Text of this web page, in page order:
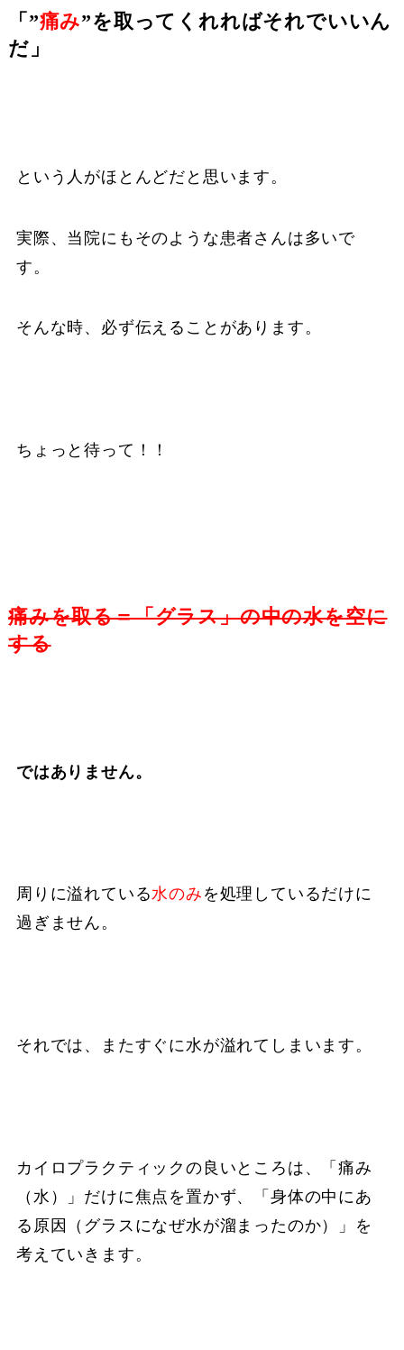
「”痛み”を取ってくれればそれでいいん
だ」
という人がほとんどだと思います。
実際、当院にもそのような患者さんは多いで
す。
そんな時、必ず伝えることがあります。
ちょっと待って！！
痛みを取る＝「グラス」の中の水を空に
する
ではありません。
周りに溢れている水のみ を処理しているだけに
過ぎません。
それでは、またすぐに水が溢れてしまいます。
カイロプラクティックの良いところは、「痛み
（水）」だけに焦点を置かず、「身体の中にあ
る原因（グラスになぜ水が溜まったのか）」を
考えていきます。